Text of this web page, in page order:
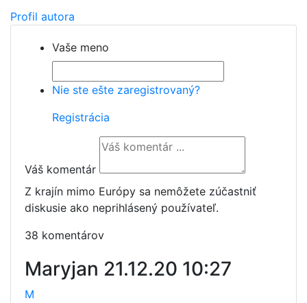
Profil autora
Vaše meno
Nie ste ešte zaregistrovaný?
Registrácia
Váš komentár
Z krajín mimo Európy sa nemôžete zúčastniť
diskusie ako neprihlásený používateľ.
38 komentárov
Maryjan 21.12.20 10:27
M